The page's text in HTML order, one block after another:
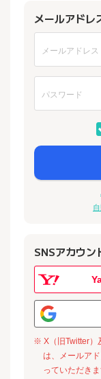
メールアドレ
SNSアカウン
※ X（旧Twitter）
は、メールア
っていただき